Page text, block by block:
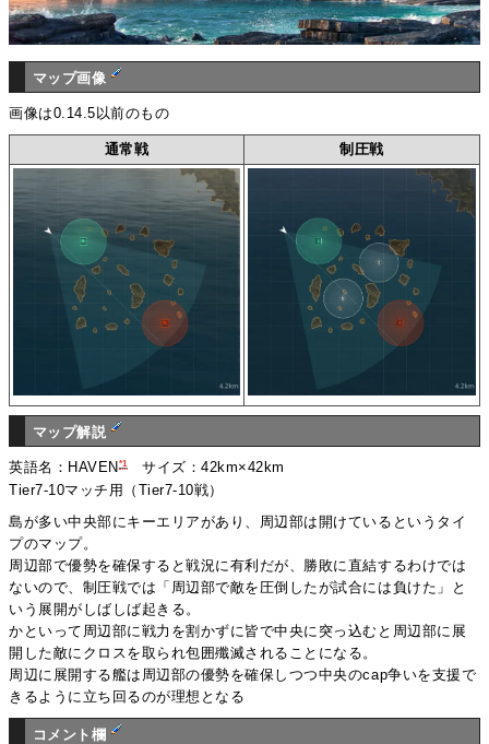
マップ画像
画像は0.14.5以前のもの
通常戦 制圧戦
マップ解説
英語名：HAVEN*1サイズ：42km×42km
Tier7-10マッチ用（Tier7-10戦）
島が多い中央部にキーエリアがあり、周辺部は開けているというタイ
プのマップ。
周辺部で優勢を確保すると戦況に有利だが、勝敗に直結するわけでは
ないので、制圧戦では「周辺部で敵を圧倒したが試合には負けた」と
いう展開がしばしば起きる。
かといって周辺部に戦力を割かずに皆で中央に突っ込むと周辺部に展
開した敵にクロスを取られ包囲殲滅されることになる。
周辺に展開する艦は周辺部の優勢を確保しつつ中央のcap争いを支援で
きるように立ち回るのが理想となる
コメント欄